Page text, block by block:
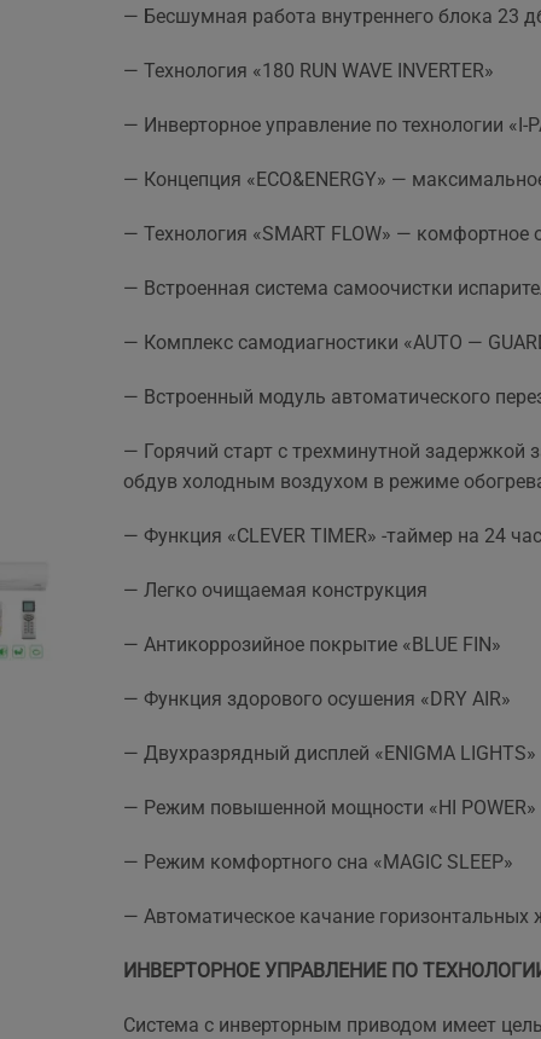
— Бесшумная работа внутреннего блока 23
— Технология «180 RUN WAVE INVERTER»
— Инверторное управление по технологии
— Концепция «ECO&ENERGY» —
— Технология «SMART FLOW» — комфортное
— Встроенная система самоочистки
— Комплекс самодиагностики «AUTO —
— Встроенный модуль автоматического
— Горячий старт с трехминутной задержкой
обдув холодным воздухом в режиме
— Функция «СLEVER TIMER» -таймер на 24
— Легко очищаемая конструкция
— Антикоррозийное покрытие «BLUE FIN»
— Функция здорового осушения «DRY AIR»
— Двухразрядный дисплей «ENIGMA LIGHTS»
— Режим повышенной мощности «HI POWER»
— Режим комфортного сна «MAGIC SLEEP»
— Автоматическое качание горизонтальных
ИНВЕРТОРНОЕ УПРАВЛЕНИЕ ПО ТЕХНОЛОГИИ
Система с инверторным приводом имеет